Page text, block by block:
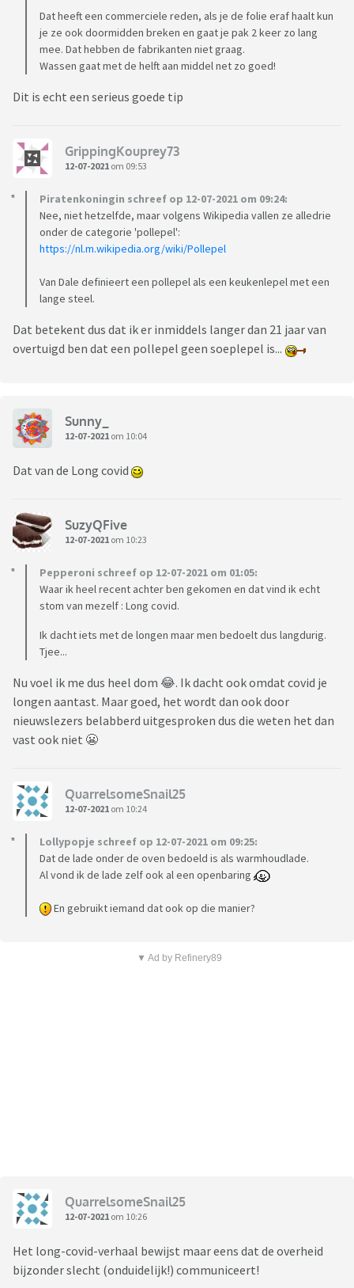
Dat heeft een commerciele reden, als je de folie eraf haalt kun
je ze ook doormidden breken en gaat je pak 2 keer zo lang
mee. Dat hebben de fabrikanten niet graag.
Wassen gaat met de helft aan middel net zo goed!
Dit is echt een serieus goede tip
GrippingKouprey73
12-07-2021 om 09:53
Piratenkoningin schreef op 12-07-2021 om 09:24:
Nee, niet hetzelfde, maar volgens Wikipedia vallen ze alledrie
onder de categorie 'pollepel':
https://nl.m.wikipedia.org/wiki/Pollepel
Van Dale definieert een pollepel als een keukenlepel met een
lange steel.
Dat betekent dus dat ik er inmiddels langer dan 21 jaar van
overtuigd ben dat een pollepel geen soeplepel is...
Sunny_
12-07-2021 om 10:04
Dat van de Long covid
SuzyQFive
12-07-2021 om 10:23
Pepperoni schreef op 12-07-2021 om 01:05:
Waar ik heel recent achter ben gekomen en dat vind ik echt
stom van mezelf : Long covid.
Ik dacht iets met de longen maar men bedoelt dus langdurig.
Tjee...
Nu voel ik me dus heel dom 😂. Ik dacht ook omdat covid je
longen aantast. Maar goed, het wordt dan ook door
nieuwslezers belabberd uitgesproken dus die weten het dan
vast ook niet 😬
QuarrelsomeSnail25
12-07-2021 om 10:24
Lollypopje schreef op 12-07-2021 om 09:25:
Dat de lade onder de oven bedoeld is als warmhoudlade.
Al vond ik de lade zelf ook al een openbaring
En gebruikt iemand dat ook op die manier?
▼ Ad by Refinery89
QuarrelsomeSnail25
12-07-2021 om 10:26
Het long-covid-verhaal bewijst maar eens dat de overheid
bijzonder slecht (onduidelijk!) communiceert!